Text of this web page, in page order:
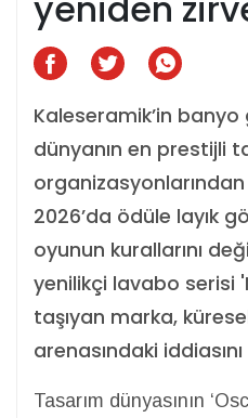
Kaleseramik’in
dünyanın en prestijli
2026’da ödüle layık
oyunun kurallarını
yenilikçi lavabo serisi
taşıyan marka,
arenasındaki
Tasarım dünyasının